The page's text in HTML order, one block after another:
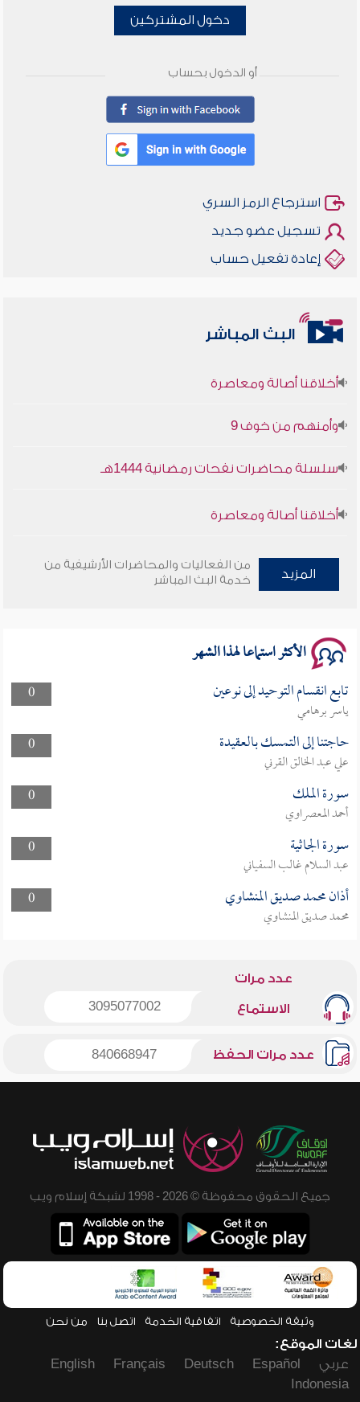
دخول المشتركين
أو الدخول بحساب
استرجاع الرمز السري
تسجيل عضو جديد
إعادة تفعيل حساب
البث المباشر
سلسلة محاضرات نفحات رمضانية 1444هـ
المزيد
من الفعاليات والمحاضرات الأرشيفية من
خدمة البث المباشر
الأكثر استماعا لهذا الشهر
0 تابع انقسام التوحيد إلى نوعين
ياسر برهامي
0
حاجتنا إلى التمسك بالعقيدة
علي عبد الخالق القرني
0
سورة الملك
أحمد المعصراوي
0
سورة الجاثية
عبد السلام غالب السفياني
0
أذان محمد صديق المنشاوي
محمد صديق المنشاوي
عدد مرات
الاستماع 3095077002
عدد مرات الحفظ 840668947
جميع الحقوق محفوظة © 2026 - 1998 لشبكة إسلام ويب
وثيقة الخصوصية اتفاقية الخدمة اتصل بنا من نحن
لغات الموقع:
عربي
Español
Deutsch
Français
English
Indonesia